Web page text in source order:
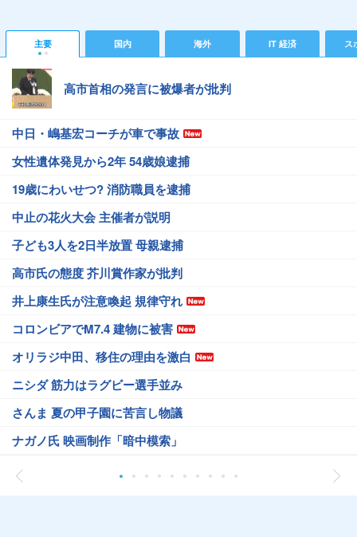
主要 国内 海外 IT 経済 ス
高市首相の発言に被爆者が批判
中日・嶋基宏コーチが車で事故
女性遺体発見から2年 54歳娘逮捕
19歳にわいせつ? 消防職員を逮捕
中止の花火大会 主催者が説明
子ども3人を2日半放置 母親逮捕
高市氏の態度 芥川賞作家が批判
井上康生氏が注意喚起 規律守れ
コロンビアでM7.4 建物に被害
オリラジ中田、移住の理由を激白
ニシダ 筋力はラグビー選手並み
さんま 夏の甲子園に苦言し物議
ナガノ氏 映画制作「暗中模索」